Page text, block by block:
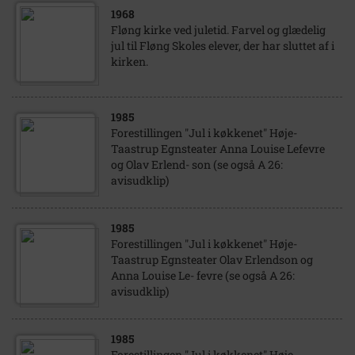
1968
Fløng kirke ved juletid. Farvel og glædelig
jul til Fløng Skoles elever, der har sluttet af i
kirken.
1985
Forestillingen "Jul i køkkenet" Høje-
Taastrup Egnsteater Anna Louise Lefevre
og Olav Erlend- son (se også A 26:
avisudklip)
1985
Forestillingen "Jul i køkkenet" Høje-
Taastrup Egnsteater Olav Erlendson og
Anna Louise Le- fevre (se også A 26:
avisudklip)
1985